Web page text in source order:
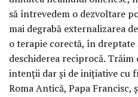
să întrevedem o dezvoltare
mai degrabă externalizarea
o terapie corectă, în
deschiderea reciprocă.
intenții dar și de inițiative cu
Roma Antică, Papa Francisc,